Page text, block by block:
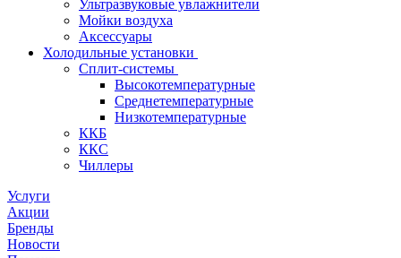
Ультразвуковые увлажнители
Мойки воздуха
Аксессуары
Холодильные установки
Сплит-системы
Высокотемпературные
Среднетемпературные
Низкотемпературные
ККБ
ККС
Чиллеры
Услуги
Акции
Бренды
Новости